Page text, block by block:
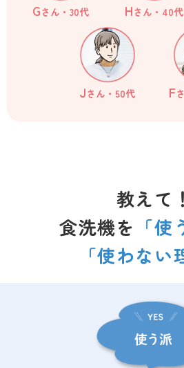
Gさん・30代 Hさん・40代
Jさん・50代 F
教えて！
食洗機を 「使
「使わない